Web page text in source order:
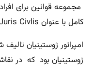
مجموعه قوانین برای
کامل با عنوان Corpus Juris Civlis در سده ۱۶برای
امپراتور ژوستینیان
ژوستینیان بود که در